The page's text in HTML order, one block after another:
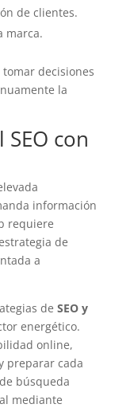
de clientes.
marca.
decisiones
la
con
información
requiere
de
a
de SEO y
energético.
online,
preparar cada
búsqueda
mediante